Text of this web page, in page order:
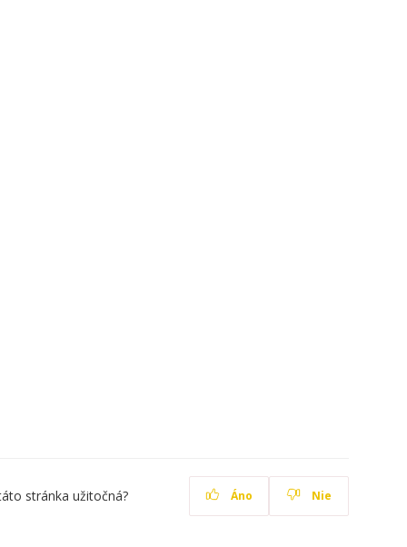
stránka užitočná? Áno Nie